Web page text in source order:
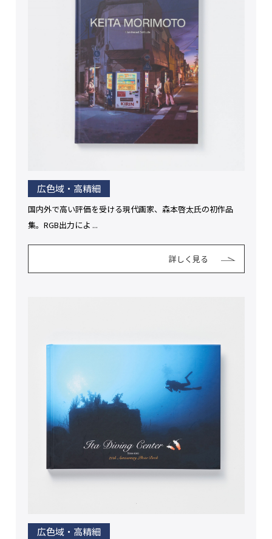
広色域・高精細
国内外で高い評価を受ける現代画家、森本啓太氏の初作品
集。RGB出力によ ...
詳しく見る
広色域・高精細